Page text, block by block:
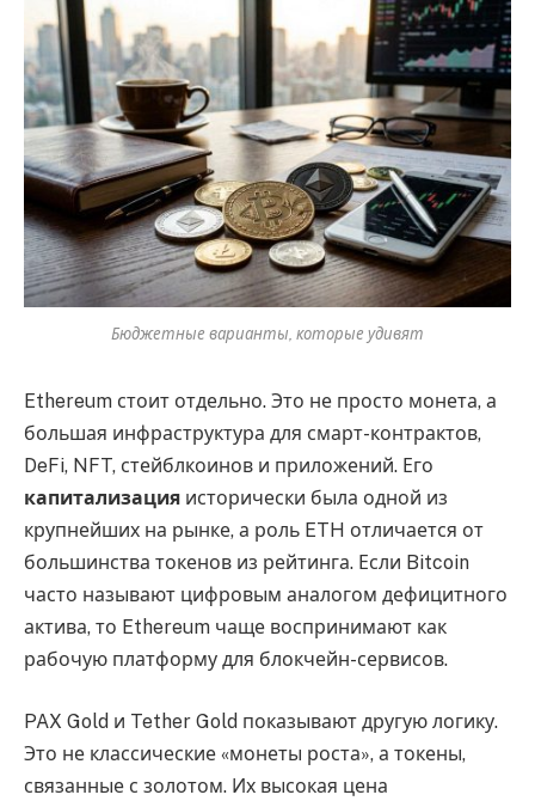
Бюджетные варианты, которые удивят
Ethereum стоит отдельно. Это не просто монета, а
большая инфраструктура для смарт-контрактов,
DeFi, NFT, стейблкоинов и приложений. Его
капитализация исторически была одной из
крупнейших на рынке, а роль ETH отличается от
большинства токенов из рейтинга. Если Bitcoin
часто называют цифровым аналогом дефицитного
актива, то Ethereum чаще воспринимают как
рабочую платформу для блокчейн-сервисов.
PAX Gold и Tether Gold показывают другую логику.
Это не классические «монеты роста», а токены,
связанные с золотом. Их высокая цена